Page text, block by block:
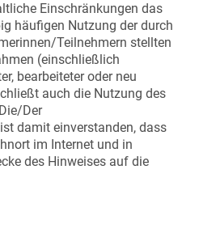
Einschränkungen das
häufigen Nutzung der durch
Teilnehmern stellten
(einschließlich
bearbeiteter oder neu
auch die Nutzung des
Der
damit einverstanden, dass
im Internet und in
des Hinweises auf die